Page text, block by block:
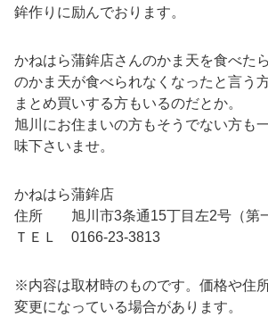
鉾作りに励んでおります。
かねはら蒲鉾店さんのかま天を食べた
のかま天が食べられなくなったと言う
まとめ買いする方もいるのだとか。
旭川にお住まいの方もそうでない方も
味下さいませ。
かねはら蒲鉾店
住所 旭川市3条通15丁目左2号（第一
ＴＥＬ 0166-23-3813
※内容は取材時のものです。価格や住
変更になっている場合があります。